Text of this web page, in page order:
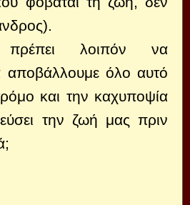
λοιπόν να
αποβάλλουμε όλο αυτό
και την καχυποψία
την ζωή μας πριν